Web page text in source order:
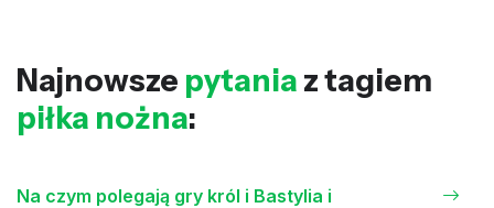
Najnowsze pytania z tagiem
piłka nożna:
Na czym polegają gry król i Bastylia i